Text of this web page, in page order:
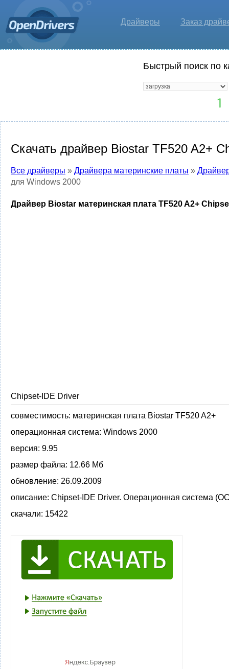
Драйверы Заказ
Быстрый поиск по
Скачать драйвер Biostar TF520 A2+
Все драйверы » Драйвера материнские платы »
для Windows 2000
Драйвер Biostar материнская плата TF520 A2+
Chipset-IDE Driver
совместимость: материнская плата Biostar TF520 A2+
операционная система: Windows 2000
версия: 9.95
размер файла: 12.66 Мб
обновление: 26.09.2009
описание: Chipset-IDE Driver. Операционная система
скачали: 15422